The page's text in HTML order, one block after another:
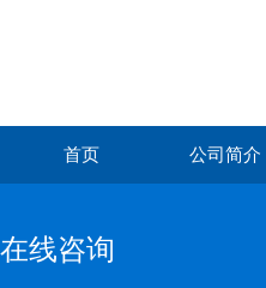
首页 公司简介
在线咨询